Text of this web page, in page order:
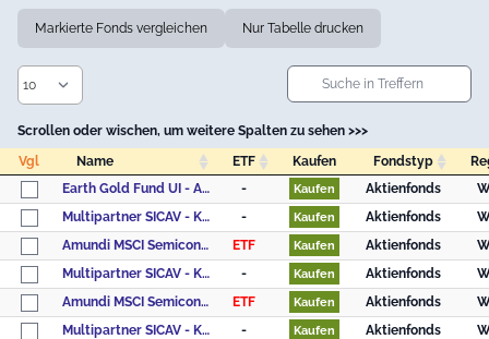
Markierte Fonds vergleichen Nur Tabelle drucken
Scrollen oder wischen, um weitere Spalten zu sehen >>>
Vgl
Name ETF Kaufen Fondstyp
Vgl
Name ETF Kaufen Fondstyp
Earth Gold Fund UI - Anteilklasse (EUR I) - Kaufen Aktienfonds
Multipartner SICAV - Konwave Gold Equity Fund B USD
- Kaufen Aktienfonds
Amundi MSCI Semiconductors UCITS ETF Acc
ETF Kaufen Aktienfonds
Multipartner SICAV - Konwave Gold Equity Fund B CHF
- Kaufen Aktienfonds
Amundi MSCI Semiconductors UCITS ETF Dist
ETF Kaufen Aktienfonds
Multipartner SICAV - Konwave Gold Equity Fund B EUR
- Kaufen Aktienfonds